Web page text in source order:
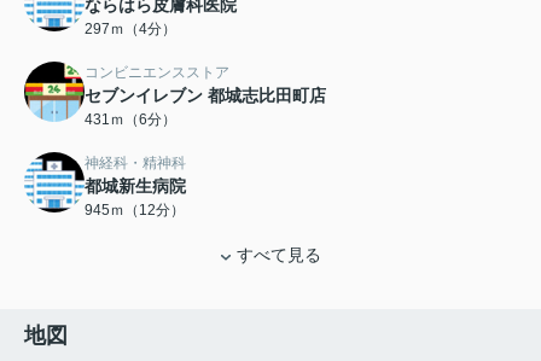
ならはら皮膚科医院
297ｍ（4分）
コンビニエンスストア
セブンイレブン 都城志比田町店
431ｍ（6分）
神経科・精神科
都城新生病院
945ｍ（12分）
すべて見る
地図